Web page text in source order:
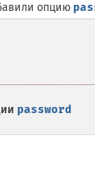
опцию
password